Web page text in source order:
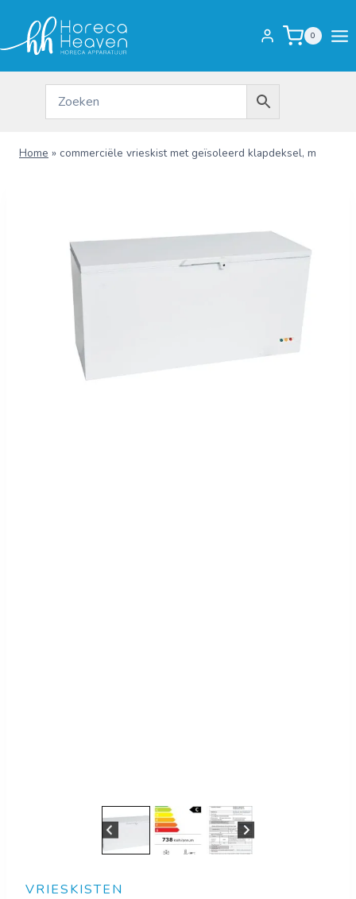
inhoud
0
Home » commerciële vrieskist met geïsoleerd klapdeksel, m
VRIESKISTEN